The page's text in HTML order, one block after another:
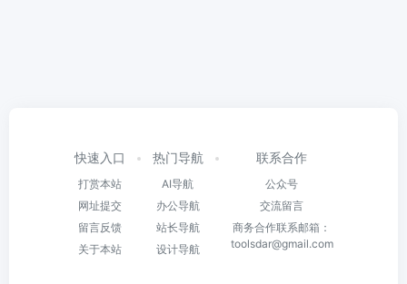
快速入口
打赏本站
网址提交
留言反馈
关于本站
热门导航
AI导航
办公导航
站长导航
设计导航
联系合作
公众号
交流留言
商务合作联系邮箱：
toolsdar@gmail.com